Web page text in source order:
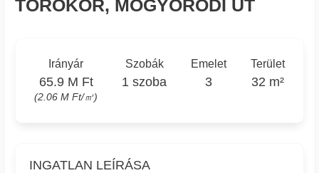
TÖRÖKŐR, MOGYORÓDI ÚT
Irányár
65.9 M Ft
(2.06 M Ft/㎡)
Szobák
1 szoba
Emelet
3
Terület
32 m²
INGATLAN LEÍRÁSA